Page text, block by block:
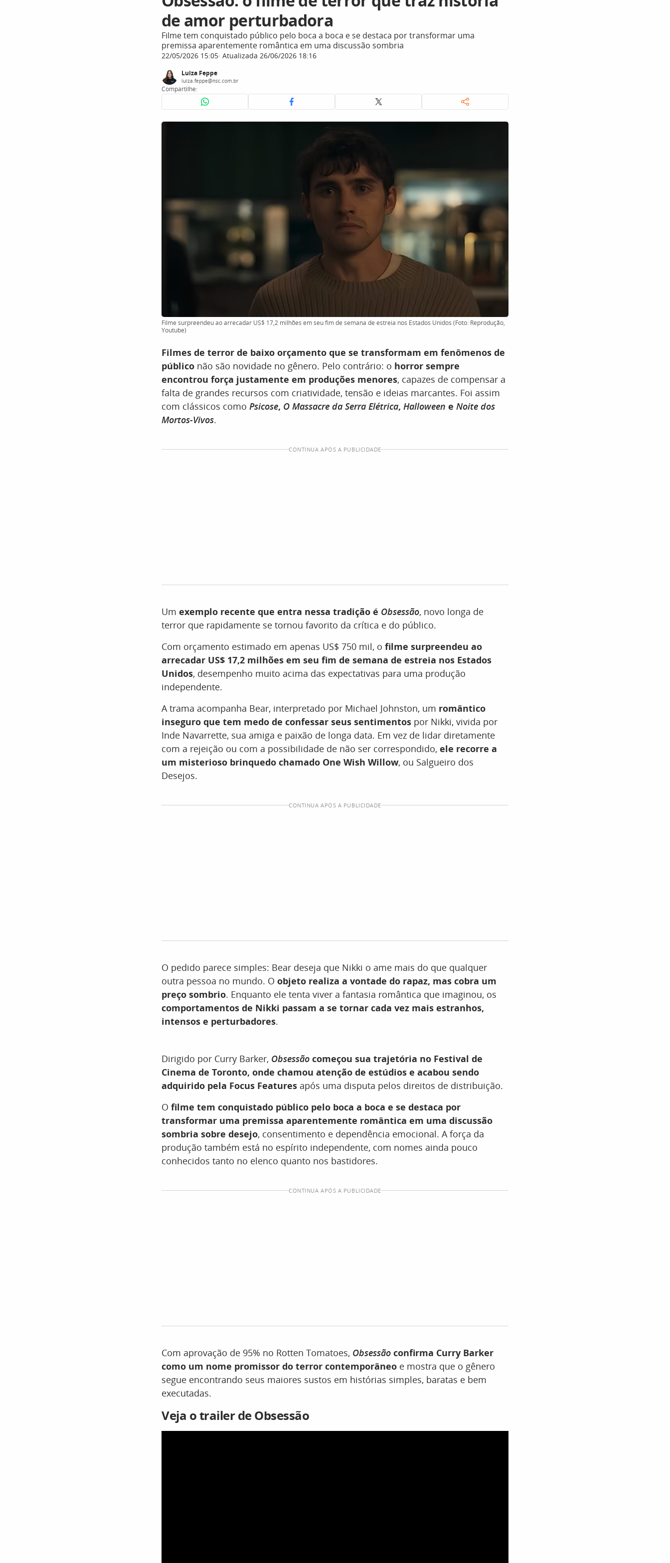
de amor perturbadora
Filme tem conquistado público pelo boca a boca e se destaca por transformar uma
premissa aparentemente romântica em uma discussão sombria
22/05/2026 15:05 Atualizada 26/06/2026 18:16
Luiza Feppe
luiza.feppe@nsc.com.br
Compartilhe:
Filme surpreendeu ao arrecadar US$ 17,2 milhões em seu fim de semana de estreia nos Estados Unidos (Foto: Reprodução,
Youtube)
Filmes de terror de baixo orçamento que se transformam em fenômenos de
público não são novidade no gênero. Pelo contrário: o horror sempre
encontrou força justamente em produções menores, capazes de compensar a
falta de grandes recursos com criatividade, tensão e ideias marcantes. Foi assim
com clássicos como Psicose, O Massacre da Serra Elétrica, Halloween e Noite dos
Mortos-Vivos.
CONTINUA APÓS A PUBLICIDADE
Um exemplo recente que entra nessa tradição é Obsessão, novo longa de
terror que rapidamente se tornou favorito da crítica e do público.
Com orçamento estimado em apenas US$ 750 mil, o filme surpreendeu ao
arrecadar US$ 17,2 milhões em seu fim de semana de estreia nos Estados
Unidos, desempenho muito acima das expectativas para uma produção
independente.
A trama acompanha Bear, interpretado por Michael Johnston, um romântico
inseguro que tem medo de confessar seus sentimentos por Nikki, vivida por
Inde Navarrette, sua amiga e paixão de longa data. Em vez de lidar diretamente
com a rejeição ou com a possibilidade de não ser correspondido, ele recorre a
um misterioso brinquedo chamado One Wish Willow, ou Salgueiro dos
Desejos.
CONTINUA APÓS A PUBLICIDADE
O pedido parece simples: Bear deseja que Nikki o ame mais do que qualquer
outra pessoa no mundo. O objeto realiza a vontade do rapaz, mas cobra um
preço sombrio. Enquanto ele tenta viver a fantasia romântica que imaginou, os
comportamentos de Nikki passam a se tornar cada vez mais estranhos,
intensos e perturbadores.
Dirigido por Curry Barker, Obsessão começou sua trajetória no Festival de
Cinema de Toronto, onde chamou atenção de estúdios e acabou sendo
adquirido pela Focus Features após uma disputa pelos direitos de distribuição.
O filme tem conquistado público pelo boca a boca e se destaca por
transformar uma premissa aparentemente romântica em uma discussão
sombria sobre desejo, consentimento e dependência emocional. A força da
produção também está no espírito independente, com nomes ainda pouco
conhecidos tanto no elenco quanto nos bastidores.
CONTINUA APÓS A PUBLICIDADE
Com aprovação de 95% no Rotten Tomatoes, Obsessão confirma Curry Barker
como um nome promissor do terror contemporâneo e mostra que o gênero
segue encontrando seus maiores sustos em histórias simples, baratas e bem
executadas.
Veja o trailer de Obsessão